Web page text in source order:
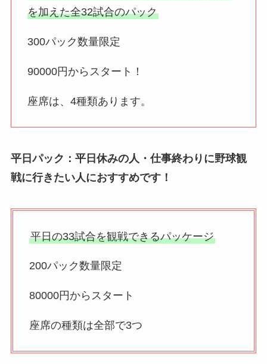
を加えた全32試合のパック
300パック数量限定
90000円からスタート！
座席は、4種類あります。
平日パック：平日休みの人・仕事終わりに野球観
戦に行きたい人におすすめです！
平日の33試合を観戦できるパッケージ
200パック数量限定
80000円からスタート
座席の種類は全部で3つ